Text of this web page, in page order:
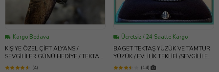
Kargo Bedava
KİŞİYE ÖZEL ÇİFT ALYANS /
SEVGİLİLER GÜNÜ HEDİYE / TEKTAŞ
YÜZÜK HEDİYE / ATS 84
(4)
Ücretsiz / 24 Saatte Kargo
BAGET TEKTAŞ YÜZÜK VE TAMTUR
YÜZÜK / EVLİLİK TEKLİFİ /SEVGİLİLER
GÜNÜ / ATS(14)